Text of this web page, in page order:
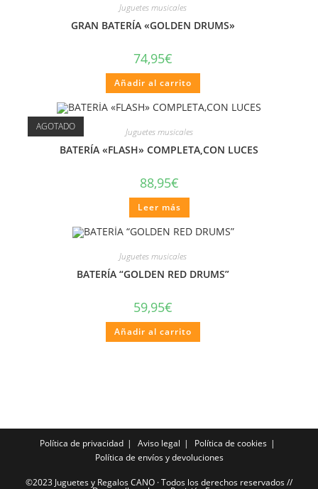
Juguetes musicales
GRAN BATERÍA «GOLDEN DRUMS»
74,95€
Añadir al carrito
AGOTADO Juguetes musicales
BATERÍA «FLASH» COMPLETA,CON LUCES
88,95€
Leer más
Juguetes musicales
BATERÍA “GOLDEN RED DRUMS”
59,95€
Añadir al carrito
Política de privacidad Aviso legal
Política de cookies
Política de envíos y devoluciones
©2023 Juguetes y Regalos CANO · Todos los derechos reservados //